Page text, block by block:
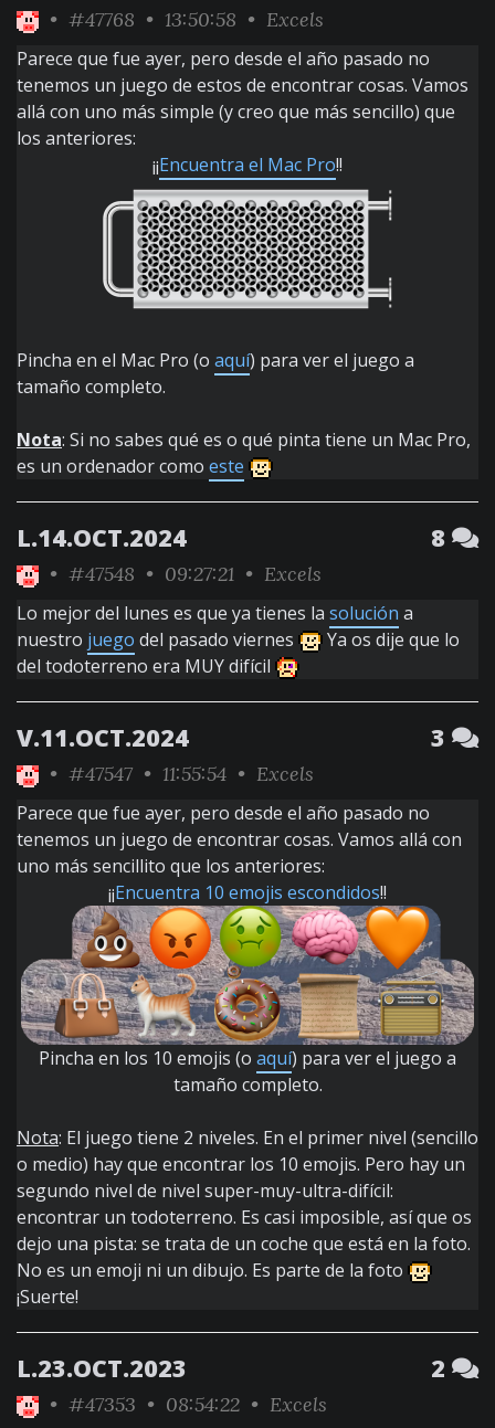
• #47768 • 13:50:58 • Excels
Parece que fue ayer, pero desde el año pasado no
tenemos un juego de estos de encontrar cosas. Vamos
allá con uno más simple (y creo que más sencillo) que
los anteriores:
¡¡Encuentra el Mac Pro!!
Pincha en el Mac Pro (o aquí) para ver el juego a
tamaño completo.
Nota: Si no sabes qué es o qué pinta tiene un Mac Pro,
es un ordenador como este
L.14.OCT.2024 8
• #47548 • 09:27:21 • Excels
Lo mejor del lunes es que ya tienes la solución a
nuestro juego del pasado viernes
Ya os dije que lo
del todoterreno era MUY difícil
V.11.OCT.2024 3
• #47547 • 11:55:54 • Excels
Parece que fue ayer, pero desde el año pasado no
tenemos un juego de encontrar cosas. Vamos allá con
uno más sencillito que los anteriores:
¡¡Encuentra 10 emojis escondidos!!
Pincha en los 10 emojis (o aquí) para ver el juego a
tamaño completo.
Nota: El juego tiene 2 niveles. En el primer nivel (sencillo
o medio) hay que encontrar los 10 emojis. Pero hay un
segundo nivel de nivel super-muy-ultra-difícil:
encontrar un todoterreno. Es casi imposible, así que os
dejo una pista: se trata de un coche que está en la foto.
No es un emoji ni un dibujo. Es parte de la foto
¡Suerte!
L.23.OCT.2023 2
• #47353 • 08:54:22 • Excels